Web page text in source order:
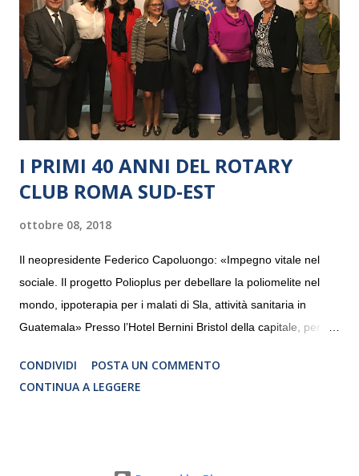
I PRIMI 40 ANNI DEL ROTARY
CLUB ROMA SUD-EST
ottobre 08, 2018
Il neopresidente Federico Capoluongo: «Impegno vitale nel
sociale. Il progetto Polioplus per debellare la poliomelite nel
mondo, ippoterapia per i malati di Sla, attività sanitaria in
Guatemala» Presso l’Hotel Bernini Bristol della capitale, per la
programmazione del Rotary Club Roma Sud-Est che festeggia
i quaranta anni di attività. Un’occasione per raccontare al
CONDIVIDI
POSTA UN COMMENTO
CONTINUA A LEGGERE